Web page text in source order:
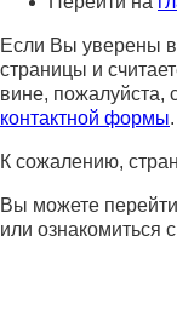
Если Вы уверены в
страницы и
вине, пожалуйста,
контактной формы.
К сожалению,
Вы можете
или ознакомиться